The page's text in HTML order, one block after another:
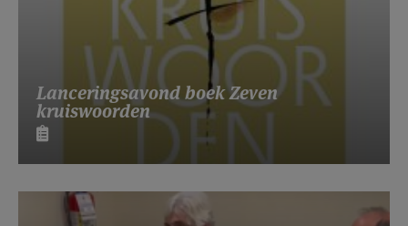
Lanceringsavond boek Zeven
kruiswoorden